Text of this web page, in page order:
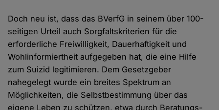
Doch neu ist, dass das BVerfG in seinem über 100-
seitigen Urteil auch Sorgfaltskriterien für die
erforderliche Freiwilligkeit, Dauerhaftigkeit und
Wohlinformiertheit aufgegeben hat, die eine Hilfe
zum Suizid legitimieren. Dem Gesetzgeber
nahegelegt wurde ein breites Spektrum an
Möglichkeiten, die Selbstbestimmung über das
eigene Leben zu schützen, etwa durch Beratungs-